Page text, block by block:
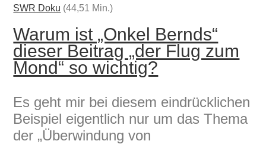
SWR Doku (44,51 Min.)
Warum ist „Onkel Bernds“
dieser Beitrag „der Flug zum
Mond“ so wichtig?
Es geht mir bei diesem eindrücklichen
Beispiel eigentlich nur um das Thema
der „Überwindung von